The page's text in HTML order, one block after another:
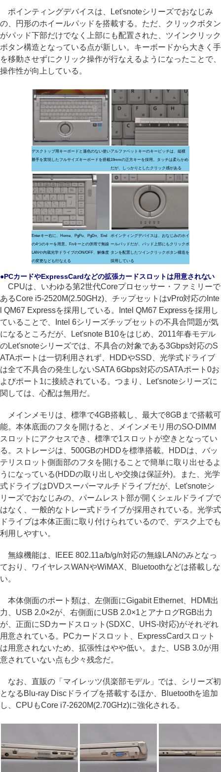
ポインティングデバイスは、Let'snoteシリーズでおなじみ
の、円形のホイールパッドを搭載する。ただ、クリックボタン
がパッド下部だけでなく上部にも配置された、ツインクリック
ボタン構造となっている点が新しい。キーボードから大きく手
を移動させずにクリック操作が行なえるようになったことで、
操作性が向上している。
デスクトップ用キーボードと遜色のない使い
勝手を実現したフルサイズキーボードを搭載
アルファベットキーのキーピッチは、縦横
19mmの正方キーを採用。タッチは柔らかめ
だが、しっかりとしたクリック感がある
Enterキー右に、Home、PgPu、PgDn、End
の4つのキーを用意。Fnキーとの併用で無線
LANや内蔵光学ドライブのON/OFF、解像度
の変更なども行なえる
ポインティングデバイスは、おなじみのホイ
ールパッドだが、パッド上部にもクリックボ
タンを配置したツインクリックボタン構造を
採用している
●PCカードやExpressCardなどの拡張カードスロットは用意されない
CPUは、いわゆる第2世代Coreプロセッサー・ファミリーで
あるCore i5-2520M(2.50GHz)、チップセットはvPro対応のInte
l QM67 Expressを採用している。Intel QM67 Expressを採用し
ていることで、Intel 6シリーズチップセットの不具合問題が気
になるところだが、Let'snote B10をはじめ、2011年春モデル
のLet'snoteシリーズでは、不具合の対象である3Gbps対応のS
ATAポートは一切利用されず、HDDやSSD、光学式ドライブ
は全て不具合の発生しないSATA 6Gbps対応のSATAポート0お
よびポート1に接続されている。つまり、Let'snoteシリーズに
関しては、心配は無用だ。
メインメモリは、標準で4GB搭載し、最大で8GBまで搭載可
能。本体底面のフタを開けると、メインメモリ用のSO-DIMM
スロットにアクセスでき、標準で1スロットが空きとなってい
る。ストレージは、500GBのHDDを標準搭載。HDDは、バッ
テリスロット側面部のフタを開けることで簡単に取り出せるよ
うになっている(HDDの取り出しや交換は保証外)。また、光学
式ドライブはDVDスーパーマルチドライブだが、Let'snoteシ
リーズでおなじみの、パームレスト部が開くシェルドライブで
はなく、一般的なトレー式ドライブが採用されている。光学式
ドライブは本体正面に取り付けられているので、デスク上でも
利用しやすい。
無線機能は、IEEE 802.11a/b/g/n対応の無線LANのみとなっ
ており、ワイヤレスWANやWiMAX、Bluetoothなどは搭載しな
い。
本体側面のポート類は、左側面にGigabit Ethernet、HDMI出
力、USB 2.0×2が、右側面にUSB 2.0×1とアナログRGB出力
が、正面にSDカードスロット(SDXC、UHS-I対応)がそれぞれ
用意されている。PCカードスロット、ExpressCardスロット
は用意されないため、拡張性はやや低い。また、USB 3.0が用
意されていない点も少々残念だ。
なお、直販の「マイレッツ倶楽部モデル」では、シリーズ初
となるBlu-ray Discドライブを搭載するほか、Bluetoothを追加
し、CPUもCore i7-2620M(2.70GHz)に強化される。